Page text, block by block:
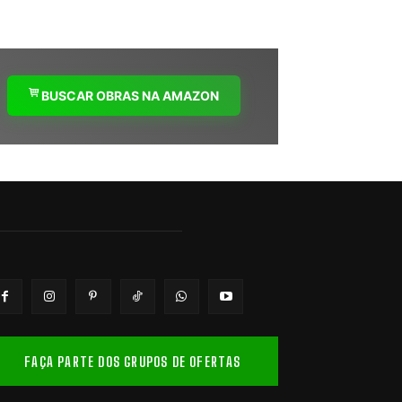
BUSCAR OBRAS NA AMAZON
FAÇA PARTE DOS GRUPOS DE OFERTAS